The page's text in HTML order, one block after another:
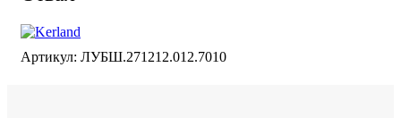
Артикул: ЛУБШ.271212.012.7010